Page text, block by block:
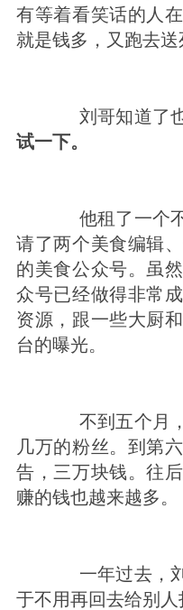
有等着看笑话的人
就是钱多，又跑去送
刘哥知道了也
试一下。
他租了一个不
请了两个美食编辑
的美食公众号。 虽
众号已经做得非常
资源，跟一些大厨
台的曝光。
不到五个月，
几万的粉丝。到第
告，三万块钱。往
赚的钱也越来越多。
一年过去，刘
于不用再回去给别人